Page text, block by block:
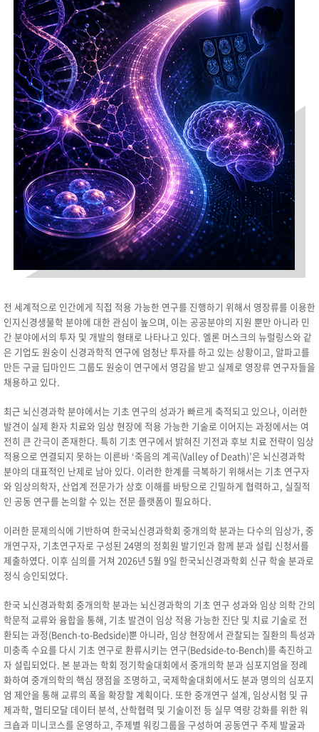
전 세계적으로 인간에게 직접 적용 가능한 연구를 진행하기 위해서 영장류를 이용한
인지신경생물학 분야에 대한 관심이 높으며, 이는 공공분야의 지원 뿐만 아니라 민
간 분야에서의 투자 및 개발의 형태로 나타나고 있다. 엘론 머스크의 뉴럴링스와 같
은 기업도 원숭이 신경과학적 연구에 엄청난 투자를 하고 있는 상황이고, 알파고를
만든 구글 딥마인드 그룹도 원숭이 연구에서 영감을 받고 실제로 영장류 연구자들을
채용하고 있다.
최근 뇌신경과학 분야에서는 기초 연구의 성과가 빠르게 축적되고 있으나, 이러한
발견이 실제 환자 치료와 임상 현장에 적용 가능한 기술로 이어지는 과정에서는 여
전히 큰 간극이 존재한다. 특히 기초 연구에서 밝혀진 기전과 후보 치료 전략이 임상
적용으로 연결되지 못하는 이른바 ‘죽음의 계곡(Valley of Death)’은 뇌신경과학
분야의 대표적인 난제로 남아 있다. 이러한 한계를 극복하기 위해서는 기초 연구자
와 임상의학자, 산업계 전문가가 상호 이해를 바탕으로 긴밀하게 협력하고, 실질적
인 공동 연구를 논의할 수 있는 전문 플랫폼이 필요하다.
이러한 문제의식에 기반하여 한국뇌신경과학회 중개의학 분과는 다수의 임상가, 중
개연구자, 기초연구자로 구성된 24명의 정회원 발기인과 함께 분과 설립 신청서를
제출하였다. 이후 심의를 거쳐 2026년 5월 9일 한국뇌신경과학회 신규 학술 분과로
정식 승인되었다.
한국 뇌신경과학회 중개의학 분과는 뇌신경과학의 기초 연구 성과와 임상 의학 간의
학문적 교류와 융합을 통해, 기초 발견이 임상 적용 가능한 진단 및 치료 기술로 전
환되는 과정(Bench-to-Bedside)뿐 아니라, 임상 현장에서 관찰되는 질환의 특성과
미충족 수요를 다시 기초 연구로 환류시키는 연구(Bedside-to-Bench)를 촉진하고
자 설립되었다. 본 분과는 학회 정기학술대회에서 중개의학 분과 심포지엄을 정례
화하여 중개의학의 핵심 쟁점을 조명하고, 국제학술대회에서도 분과 명의의 심포지
엄 제안을 통해 교류의 폭을 확장할 계획이다. 또한 중개연구 설계, 임상시험 및 규
제과학, 멀티모달 데이터 분석, 산학협력 및 기술이전 등 실무 역량 강화를 위한 워
크숍과 미니코스를 운영하고, 주제별 워킹그룹을 구성하여 공동연구 주제 발굴과